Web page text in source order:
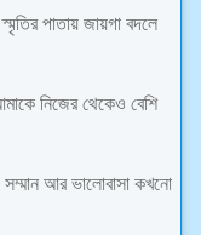
পাতায় জায়গা বদলে
নিজের থেকেও বেশি
আর ভালোবাসা কখনো